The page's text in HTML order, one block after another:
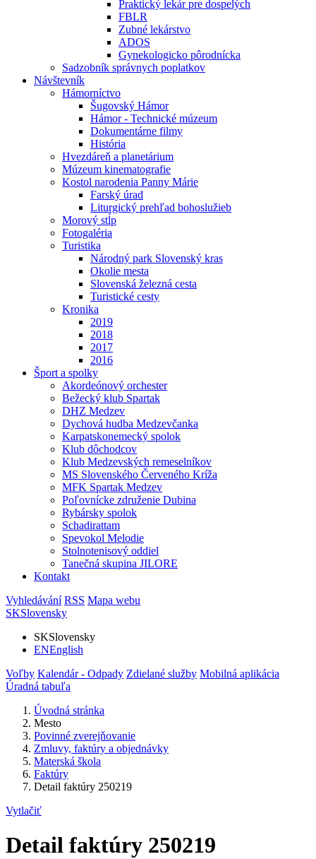
Praktický lekár pre dospelých
FBLR
Zubné lekárstvo
ADOS
Gynekologicko pôrodnícka
Sadzobník správnych poplatkov
Návštevník
Hámorníctvo
Šugovský Hámor
Hámor - Technické múzeum
Dokumentárne filmy
História
Hvezdáreň a planetárium
Múzeum kinematografie
Kostol narodenia Panny Márie
Farský úrad
Liturgický prehľad bohoslužieb
Morový stĺp
Fotogaléria
Turistika
Národný park Slovenský kras
Okolie mesta
Slovenská železná cesta
Turistické cesty
Kronika
2019
2018
2017
2016
Šport a spolky
Akordeónový orchester
Bežecký klub Spartak
DHZ Medzev
Dychová hudba Medzevčanka
Karpatskonemecký spolok
Klub dôchodcov
Klub Medzevských remeselníkov
MS Slovenského Červeného Kríža
MFK Spartak Medzev
Poľovnícke združenie Dubina
Rybársky spolok
Schadirattam
Spevokol Melodie
Stolnotenisový oddiel
Tanečná skupina JILORE
Kontakt
Vyhledávání RSS Mapa webu
SKSlovensky
SKSlovensky
ENEnglish
Voľby Kalendár - Odpady Zdielané služby Mobilná aplikácia
Úradná tabuľa
Úvodná stránka
Mesto
Povinné zverejňovanie
Zmluvy, faktúry a objednávky
Materská škola
Faktúry
Detail faktúry 250219
Vytlačiť
Detail faktúry 250219